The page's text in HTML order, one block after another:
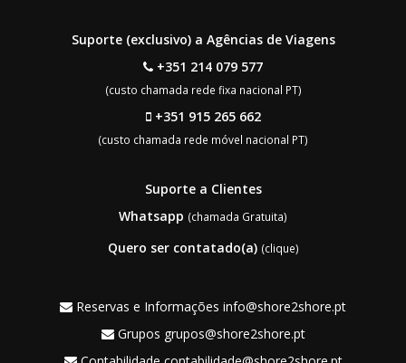
Suporte (exclusivo) a Agências de Viagens
+351 214 079 577
(custo chamada rede fixa nacional PT)
+351 915 265 662
(custo chamada rede móvel nacional PT)
Suporte a Clientes
Whatsapp (chamada Gratuita)
Quero ser contatado(a) (clique)
Reservas e Informações info@shore2shore.pt
Grupos grupos@shore2shore.pt